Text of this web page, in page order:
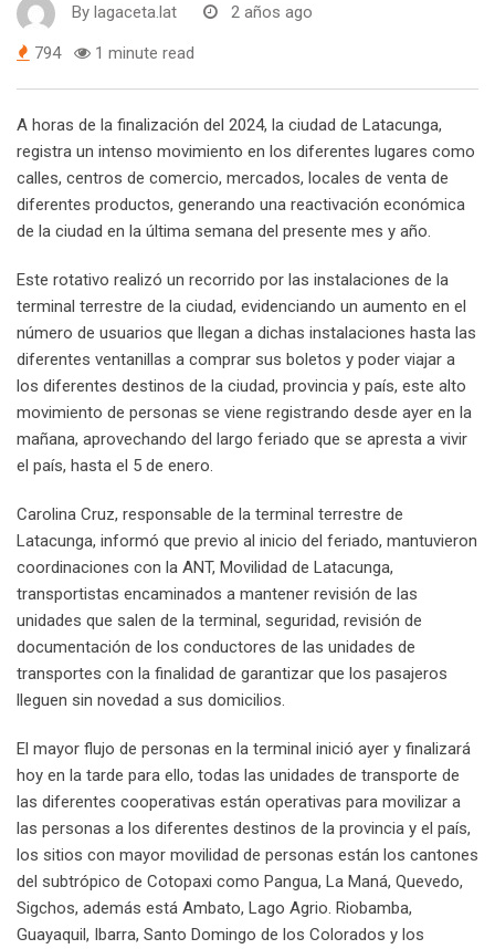
By lagaceta.lat 2 años ago
794 1 minute read
A horas de la finalización del 2024, la ciudad de Latacunga,
registra un intenso movimiento en los diferentes lugares como
calles, centros de comercio, mercados, locales de venta de
diferentes productos, generando una reactivación económica
de la ciudad en la última semana del presente mes y año.
Este rotativo realizó un recorrido por las instalaciones de la
terminal terrestre de la ciudad, evidenciando un aumento en el
número de usuarios que llegan a dichas instalaciones hasta las
diferentes ventanillas a comprar sus boletos y poder viajar a
los diferentes destinos de la ciudad, provincia y país, este alto
movimiento de personas se viene registrando desde ayer en la
mañana, aprovechando del largo feriado que se apresta a vivir
el país, hasta el 5 de enero.
Carolina Cruz, responsable de la terminal terrestre de
Latacunga, informó que previo al inicio del feriado, mantuvieron
coordinaciones con la ANT, Movilidad de Latacunga,
transportistas encaminados a mantener revisión de las
unidades que salen de la terminal, seguridad, revisión de
documentación de los conductores de las unidades de
transportes con la finalidad de garantizar que los pasajeros
lleguen sin novedad a sus domicilios.
El mayor flujo de personas en la terminal inició ayer y finalizará
hoy en la tarde para ello, todas las unidades de transporte de
las diferentes cooperativas están operativas para movilizar a
las personas a los diferentes destinos de la provincia y el país,
los sitios con mayor movilidad de personas están los cantones
del subtrópico de Cotopaxi como Pangua, La Maná, Quevedo,
Sigchos, además está Ambato, Lago Agrio. Riobamba,
Guayaquil, Ibarra, Santo Domingo de los Colorados y los